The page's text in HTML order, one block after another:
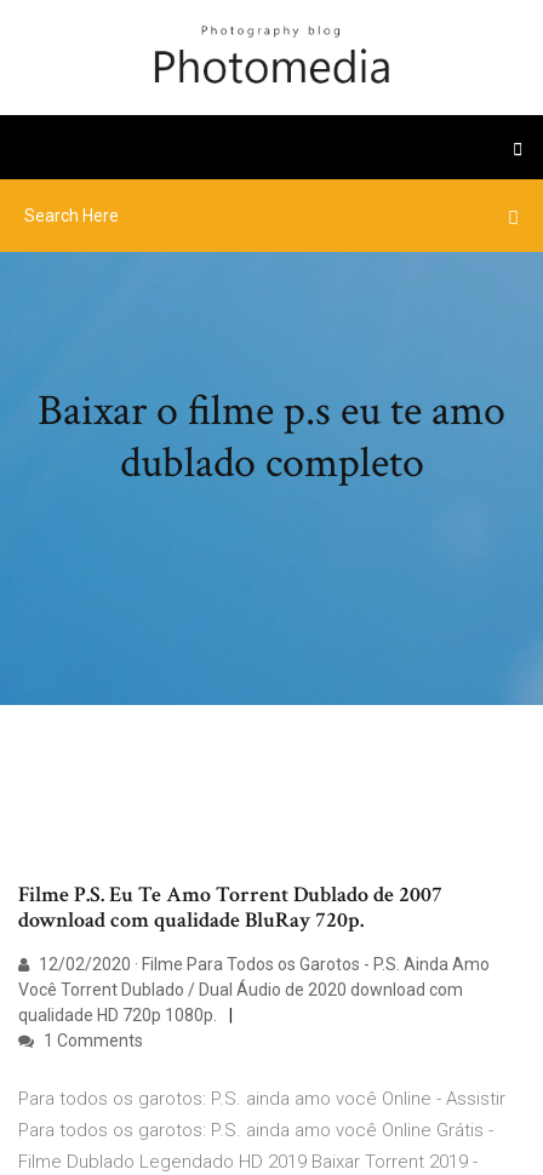
Baixar o filme p.s eu te amo
dublado completo
Filme P.S. Eu Te Amo Torrent Dublado de 2007
download com qualidade BluRay 720p.
12/02/2020 · Filme Para Todos os Garotos - P.S. Ainda Amo
Você Torrent Dublado / Dual Áudio de 2020 download com
qualidade HD 720p 1080p.
1 Comments
Para todos os garotos: P.S. ainda amo você Online - Assistir
Para todos os garotos: P.S. ainda amo você Online Grátis -
Filme Dublado Legendado HD 2019 Baixar Torrent 2019 -